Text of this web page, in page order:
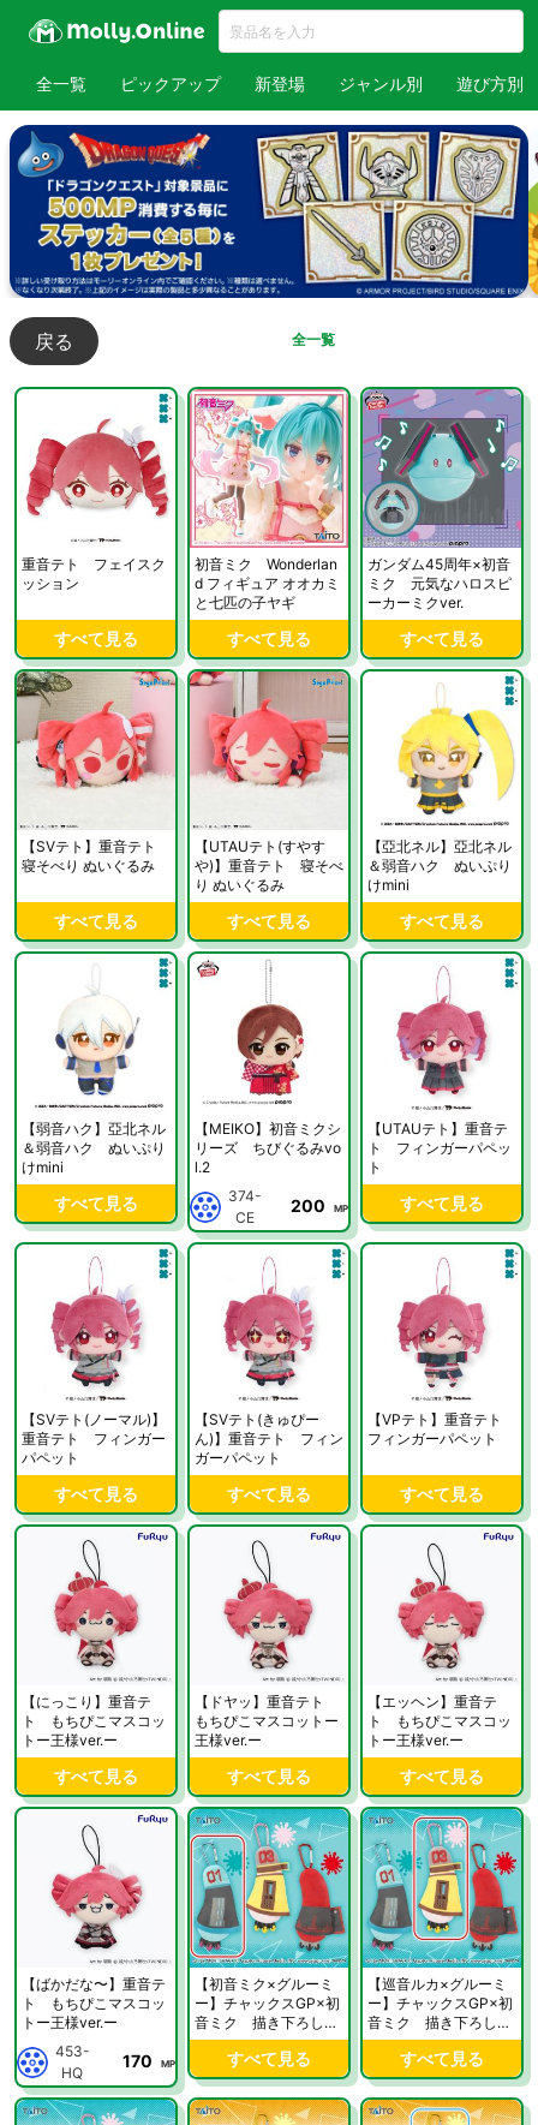
全一覧 ピックアップ 新登場 ジャンル別 遊び方別
戻る 全一覧
重音テト フェイスク
ッション
すべて見る
初音ミク Wonderlan
d フィギュア オオカミ
と七匹の子ヤギ
すべて見る
ガンダム45周年×初音
ミク 元気なハロスピ
ーカーミクver.
すべて見る
【SVテト】重音テト
寝そべり ぬいぐるみ
すべて見る
【UTAUテト(すやす
や)】重音テト 寝そべ
り ぬいぐるみ
すべて見る
【亞北ネル】亞北ネル
＆弱音ハク ぬいぷり
けmini
すべて見る
【弱音ハク】亞北ネル
＆弱音ハク ぬいぷり
けmini
すべて見る
【MEIKO】初音ミクシ
リーズ ちびぐるみvo
l.2
374-
CE
200 MP
【UTAUテト】重音テ
ト フィンガーパペッ
ト
すべて見る
【SVテト(ノーマル)】
重音テト フィンガー
パペット
すべて見る
【SVテト(きゅぴー
ん)】重音テト フィン
ガーパペット
すべて見る
【VPテト】重音テト
フィンガーパペット
すべて見る
【にっこり】重音テ
ト もちぴこマスコッ
トー王様ver.ー
すべて見る
【ドヤッ】重音テト
もちぴこマスコットー
王様ver.ー
すべて見る
【エッヘン】重音テ
ト もちぴこマスコッ
トー王様ver.ー
すべて見る
【ばかだな〜】重音テ
ト もちぴこマスコッ
トー王様ver.ー
453-
HQ
170 MP
【初音ミク×グルーミ
ー】チャックスGP×初
音ミク 描き下ろし戦
慄き（わななき）アー
ムキーホルダー vol.1
すべて見る
【巡音ルカ×グルーミ
ー】チャックスGP×初
音ミク 描き下ろし戦
慄き（わななき）アー
ムキーホルダー vol.1
すべて見る